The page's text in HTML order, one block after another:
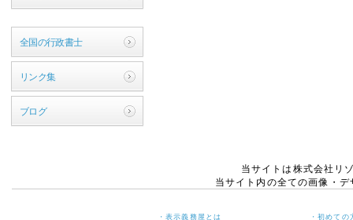
全国の行政書士
リンク集
ブログ
当サイトは株式会社リ
当サイト内の全ての画像・
・表示義務屋とは
・初めての